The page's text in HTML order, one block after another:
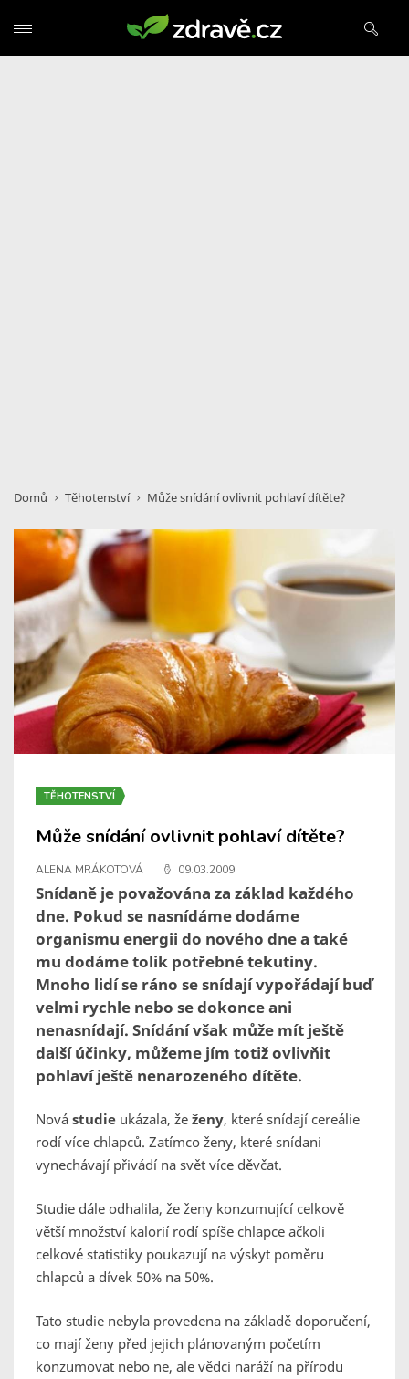
Domů Těhotenství Může snídání ovlivnit pohlaví dítěte?
TĚHOTENSTVÍ
Může snídání ovlivnit pohlaví dítěte?
ALENA MRÁKOTOVÁ 09.03.2009
Snídaně je považována za základ každého
dne. Pokud se nasnídáme dodáme
organismu energii do nového dne a také
mu dodáme tolik potřebné tekutiny.
Mnoho lidí se ráno se snídají vypořádají buď
velmi rychle nebo se dokonce ani
nenasnídají. Snídání však může mít ještě
další účinky, můžeme jím totiž ovlivňit
pohlaví ještě nenarozeného dítěte.
Nová studie ukázala, že ženy, které snídají cereálie
rodí více chlapců. Zatímco ženy, které snídani
vynechávají přivádí na svět více děvčat.
Studie dále odhalila, že ženy konzumující celkově
větší množství kalorií rodí spíše chlapce ačkoli
celkové statistiky poukazují na výskyt poměru
chlapců a dívek 50% na 50%.
Tato studie nebyla provedena na základě doporučení,
co mají ženy před jejich plánovaným početím
konzumovat nebo ne, ale vědci naráží na přírodu